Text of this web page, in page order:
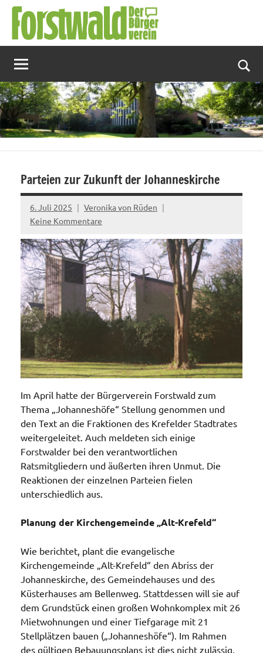
Zum
Inhalt
springen
Parteien zur Zukunft der Johanneskirche
6. Juli 2025
Veronika von Rüden
Keine Kommentare
Im April hatte der Bürgerverein Forstwald zum
Thema „Johanneshöfe“ Stellung genommen und
den Text an die Fraktionen des Krefelder Stadtrates
weitergeleitet. Auch meldeten sich einige
Forstwalder bei den verantwortlichen
Ratsmitgliedern und äußerten ihren Unmut. Die
Reaktionen der einzelnen Parteien fielen
unterschiedlich aus.
Planung der Kirchengemeinde „Alt-Krefeld“
Wie berichtet, plant die evangelische
Kirchengemeinde „Alt-Krefeld“ den Abriss der
Johanneskirche, des Gemeindehauses und des
Küsterhauses am Bellenweg. Stattdessen will sie auf
dem Grundstück einen großen Wohnkomplex mit 26
Mietwohnungen und einer Tiefgarage mit 21
Stellplätzen bauen („Johanneshöfe“). Im Rahmen
des gültigen Bebauungsplans ist dies nicht zulässig,